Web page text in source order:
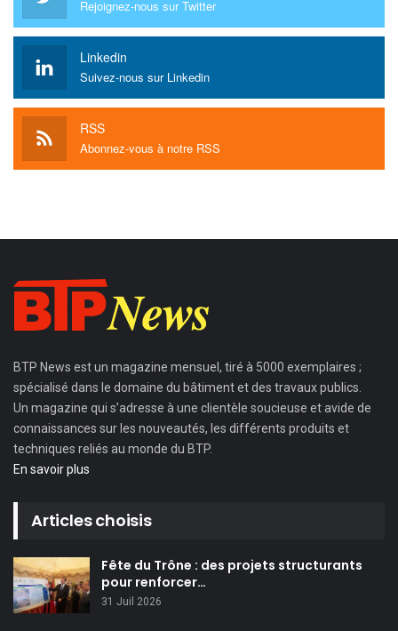
Rejoignez-nous sur Twitter
Linkedin
Suivez-nous sur Linkedin
RSS
Abonnez-vous à notre RSS
BTP News est un magazine mensuel, tiré à 5000 exemplaires ;
spécialisé dans le domaine du bâtiment et des travaux publics.
Un magazine qui s’adresse à une clientèle soucieuse et avide de
connaissances sur les nouveautés, les différents produits et
techniques reliés au monde du BTP.
En savoir plus
Articles choisis
Fête du Trône : des projets structurants
pour renforcer…
31 Juil 2026